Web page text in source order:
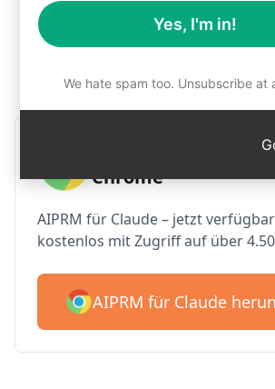
Schritt 1: AIPRM
herunterladen
AIPRM Claude für
Chrome
AIPRM für Claude – jetzt
kostenlos mit Zugriff auf über
AIPRM für Claude
Yes, I'm in!
We hate spam too. Unsubscribe at